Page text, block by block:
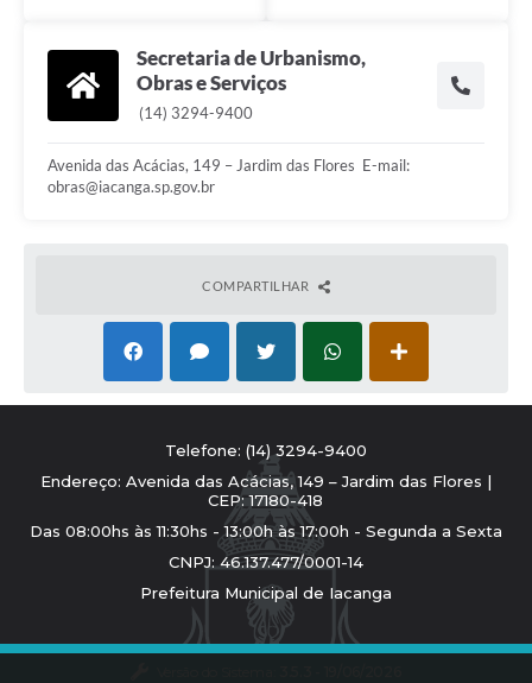
Secretaria de Urbanismo,
Obras e Serviços
(14) 3294-9400
Avenida das Acácias, 149 – Jardim das Flores ㅤㅤㅤㅤㅤㅤㅤㅤㅤㅤㅤㅤㅤㅤㅤㅤㅤㅤㅤㅤㅤㅤㅤㅤㅤㅤㅤㅤㅤㅤㅤㅤㅤㅤㅤㅤㅤㅤㅤㅤㅤㅤㅤㅤㅤㅤㅤㅤㅤㅤㅤㅤㅤㅤㅤㅤㅤㅤㅤㅤㅤ E-mail:
obras@iacanga.sp.gov.br
COMPARTILHAR
Telefone: (14) 3294-9400
Endereço: Avenida das Acácias, 149 – Jardim das Flores |
CEP: 17180-418
Das 08:00hs às 11:30hs - 13:00h às 17:00h - Segunda a Sexta
CNPJ: 46.137.477/0001-14
Prefeitura Municipal de Iacanga